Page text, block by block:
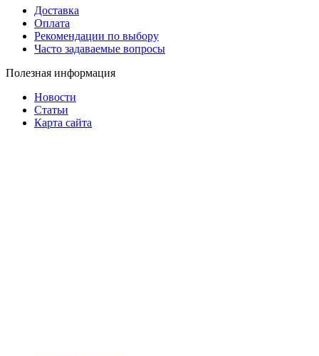
Доставка
Оплата
Рекомендации по выбору
Часто задаваемые вопросы
Полезная информация
Новости
Статьи
Карта сайта